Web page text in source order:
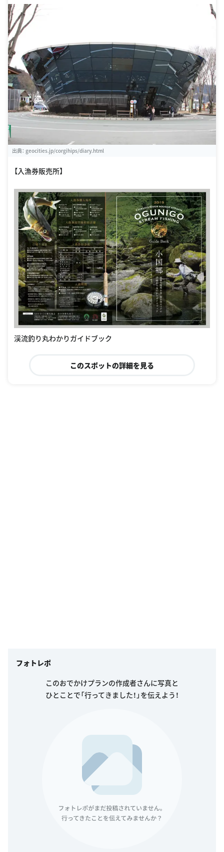
出典： geocities.jp/corgihips/diary.html
【入漁券販売所】
渓流釣り丸わかりガイドブック
このスポットの詳細を見る
フォトレポ
このおでかけプランの作成者さんに写真と
ひとことで「行ってきました！」を伝えよう！